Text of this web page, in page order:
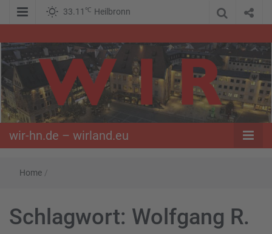
33.11 ℃ Heilbronn
wir-hn.de –
wirland.eu
wir-hn.de – wirland.eu
Home /
Schlagwort: Wolfgang R.